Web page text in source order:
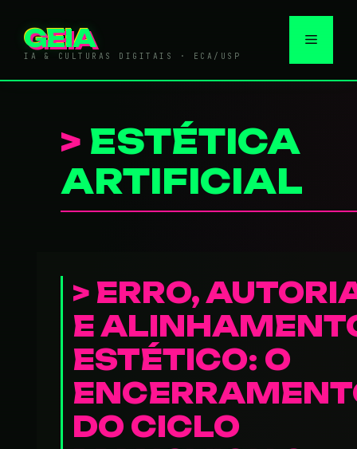
conteúdo
GEIA
IA & CULTURAS DIGITAIS · ECA/USP
Menu
ESTÉTICA
ARTIFICIAL
ERRO,
E
ESTÉTICO: O
DO CICLO